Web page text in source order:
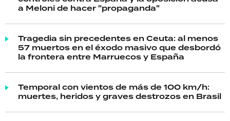
a Meloni de hacer "propaganda"
Tragedia sin precedentes en Ceuta: al menos
57 muertos en el éxodo masivo que desbordó
la frontera entre Marruecos y España
Temporal con vientos de más de 100 km/h:
muertes, heridos y graves destrozos en Brasil